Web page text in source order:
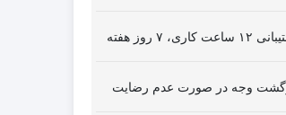
ساعت کاری، ۷ روز هفته
وجه در صورت عدم رضایت